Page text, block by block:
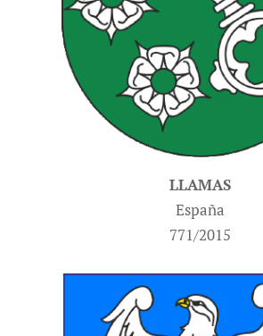
LLAMAS
España
771/2015